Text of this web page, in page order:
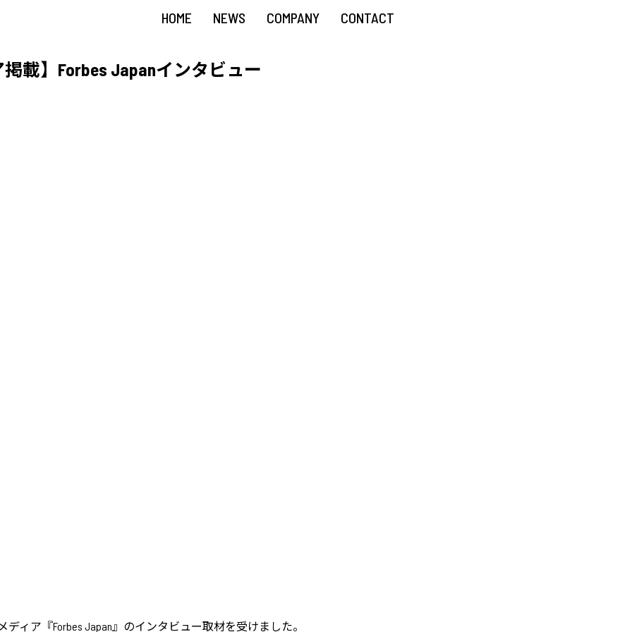
HOME NEWS COMPANY CONTACT
掲載】Forbes Japanインタビュー
ディア『Forbes Japan』のインタビュー取材を受けました。